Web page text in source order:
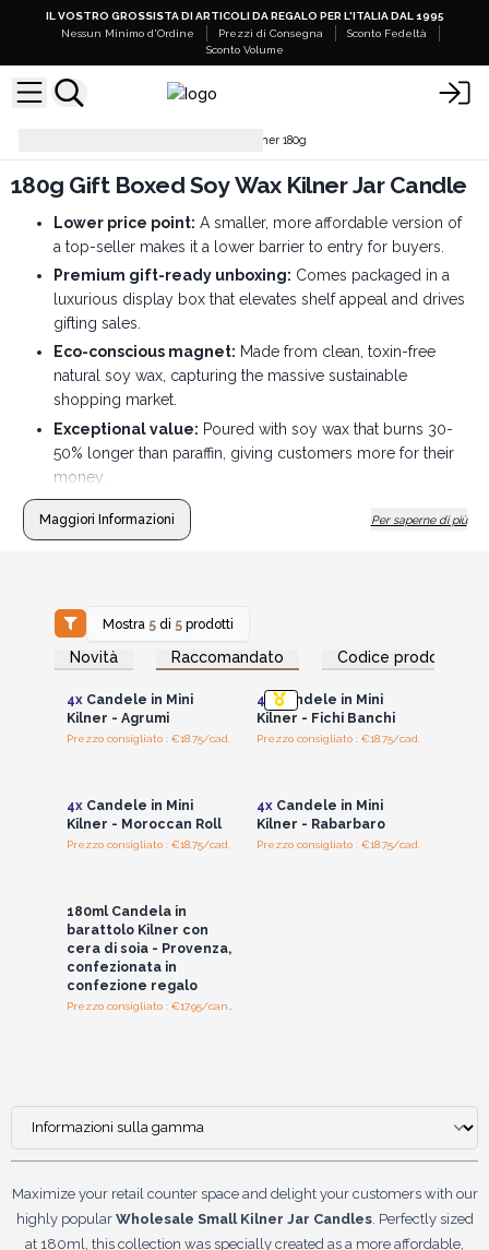
IL VOSTRO GROSSISTA DI ARTICOLI DA REGALO PER L'ITALIA DAL 1995
Nessun Minimo d'Ordine
Prezzi di Consegna
Sconto Fedeltà
Sconto Volume
Candele in Mini Kilner 180g
180g Gift Boxed Soy Wax Kilner Jar Candle
Lower price point: A smaller, more affordable version of
a top-seller makes it a lower barrier to entry for buyers.
Premium gift-ready unboxing: Comes packaged in a
luxurious display box that elevates shelf appeal and drives
gifting sales.
Eco-conscious magnet: Made from clean, toxin-free
natural soy wax, capturing the massive sustainable
shopping market.
Exceptional value: Poured with soy wax that burns 30-
50% longer than paraffin, giving customers more for their
money.
Zero-waste incentive:
Kilner glass jars can be completely repurposed after a
batches using premium British perfumes and natural
essential oils.
Maggiori Informazioni Per saperne di più
Mostra 5 di 5 prodotti
Novità Raccomandato Codice prodotto
Accedi per vedere
i prezzi all'ingrosso
4xCandele in Mini
Kilner - Agrumi
Prezzo consigliato : €18.75/cad.
Accedi per vedere
i prezzi all'ingrosso
4x Candele in Mini
Kilner - Fichi Banchi
Prezzo consigliato : €18.75/cad.
4xCandele in Mini
Kilner - Moroccan Roll
Prezzo consigliato : €18.75/cad.
4xCandele in Mini
Kilner - Rabarbaro
Prezzo consigliato : €18.75/cad.
180ml Candela in
barattolo Kilner con
cera di soia - Provenza,
confezionata in
confezione regalo
Maximize your retail counter space and delight your customers with our
highly popular Wholesale Small Kilner Jar Candles. Perfectly sized
at 180ml, this collection was specially created as a more affordable,